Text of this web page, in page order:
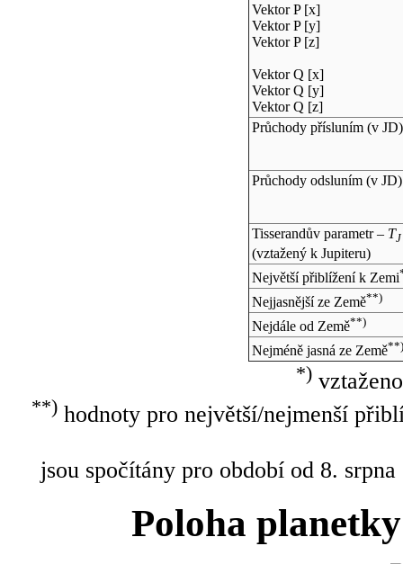
Vektor P [x]
Vektor P [y]
Vektor P [z]
Vektor Q [x]
Vektor Q [y]
Vektor Q [z]
Průchody přísluním (v JD)
Průchody odsluním (v JD)
Tisserandův parametr – TJ
(vztažený k Jupiteru)
Největší přiblížení k Zemi
Nejjasnější ze Země**)
Nejdále od Země**)
Nejméně jasná ze Země**)
*)
**)hodnoty pro největší/nejmenší
jsou spočítány pro období od 8.
Poloha